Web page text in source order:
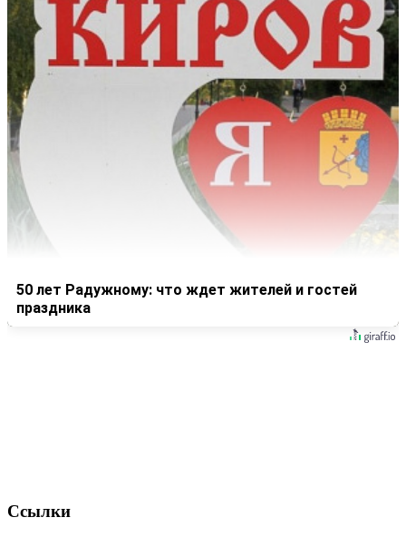
50 лет Радужному: что ждет жителей и гостей
праздника
Ссылки